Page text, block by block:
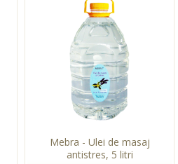
Mebra - Ulei de masaj
antistres, 5 litri